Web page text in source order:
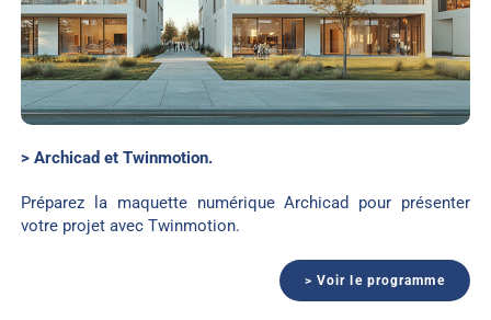
> Archicad et Twinmotion.
Préparez la maquette numérique Archicad pour présenter
votre projet avec Twinmotion.
> Voir le programme